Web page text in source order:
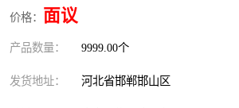
价格： 面议
产品数量： 9999.00个
发货地址： 河北省邯郸邯山区